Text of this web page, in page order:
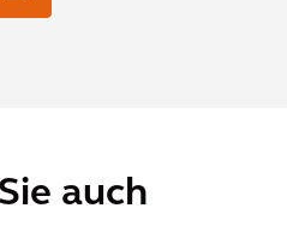
auch